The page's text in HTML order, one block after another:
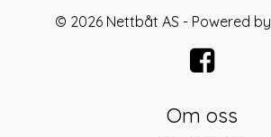
© 2026 Nettbåt AS - Powered by
Om oss